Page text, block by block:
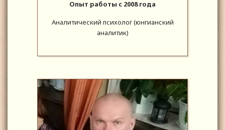
Опыт работы с 2008 года
Аналитический психолог (юнгианский
аналитик)